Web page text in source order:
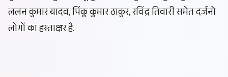
ललन कुमार यादव, पिंकू कुमार ठाकुर, रविंद्र तिवारी समेत दर्जनों
लोगों का हस्ताक्षर है.